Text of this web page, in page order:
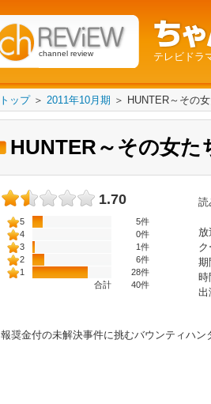
channel review テレビドラ
トップ＞ 2011年10月期 ＞ HUNTER～その
HUNTER～その女た
1.70
5
5件
4
0件
3
1件
2
6件
1
28件
合計
40件
読
放
ク
期
時
出
報奨金付の未解決事件に挑むバウンティハン